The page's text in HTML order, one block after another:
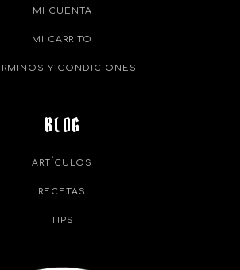
MI CUENTA
MI CARRITO
Y CONDICIONES
BLOG
ARTÍCULOS
RECETAS
TIPS